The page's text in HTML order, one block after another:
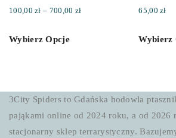
100,00zł – 700,00 złZakres
700,00 zł
Wybierz Opcje
65,00zł
Wybierz
3City Spiders to Gdańska hodowla
pająkami online od 2024 roku, a od 2026
stacjonarny sklep terrarystyczny.